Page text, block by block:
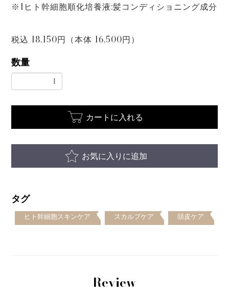
※1ヒト幹細胞順化培養液:髪コンディショニング成分
税込 18,150円（本体 16,500円）
数量
カートに入れる
お気に入りに追加
タグ
ヒト幹細胞スキンケア スカルプケア 頭皮ケア
Review